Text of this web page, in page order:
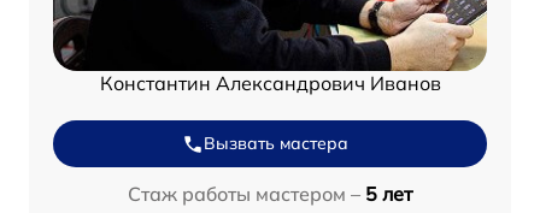
Константин Александрович Иванов
Вызвать мастера
Стаж работы мастером – 5 лет